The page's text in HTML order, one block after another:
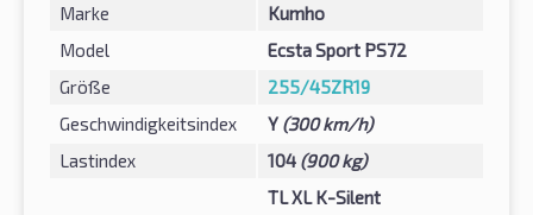
Marke
Kumho
Model
Ecsta Sport PS72
Größe
255/45ZR19
Geschwindigkeitsindex
Y (300 km/h)
Lastindex
104 (900 kg)
TL XL K-Silent